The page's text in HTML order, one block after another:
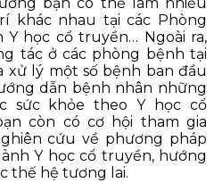
khác nhau tại các Phòng
Y học cổ truyền… Ngoài ra,
tác ở các phòng bệnh tại
xử lý một số bệnh ban đầu
dẫn bệnh nhân những
sức khỏe theo Y học cổ
còn có cơ hội tham gia
cứu về phương pháp
Y học cổ truyền, hướng
thế hệ tương lai.